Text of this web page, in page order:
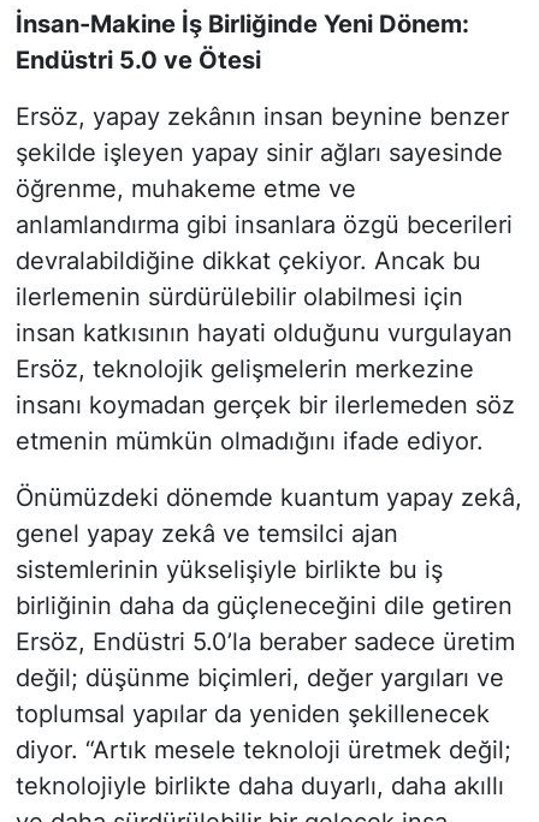
İnsan-Makine İş Birliğinde Yeni Dönem:
Endüstri 5.0 ve Ötesi
Ersöz, yapay zekânın insan beynine benzer
şekilde işleyen yapay sinir ağları sayesinde
öğrenme, muhakeme etme ve
anlamlandırma gibi insanlara özgü becerileri
devralabildiğine dikkat çekiyor. Ancak bu
ilerlemenin sürdürülebilir olabilmesi için
insan katkısının hayati olduğunu vurgulayan
Ersöz, teknolojik gelişmelerin merkezine
insanı koymadan gerçek bir ilerlemeden söz
etmenin mümkün olmadığını ifade ediyor.
Önümüzdeki dönemde kuantum yapay zekâ,
genel yapay zekâ ve temsilci ajan
sistemlerinin yükselişiyle birlikte bu iş
birliğinin daha da güçleneceğini dile getiren
Ersöz, Endüstri 5.0’la beraber sadece üretim
değil; düşünme biçimleri, değer yargıları ve
toplumsal yapılar da yeniden şekillenecek
diyor. “Artık mesele teknoloji üretmek değil;
teknolojiyle birlikte daha duyarlı, daha akıllı